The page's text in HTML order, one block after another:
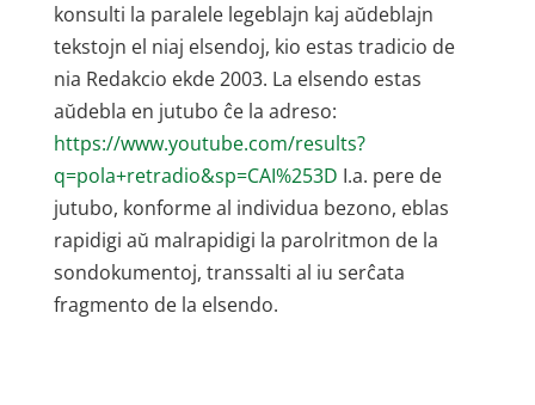
konsulti la paralele legeblajn kaj aŭdeblajn
tekstojn el niaj elsendoj, kio estas tradicio de
nia Redakcio ekde 2003. La elsendo estas
aŭdebla en jutubo ĉe la adreso:
https://www.youtube.com/results?
q=pola+retradio&sp=CAI%253D I.a. pere de
jutubo, konforme al individua bezono, eblas
rapidigi aŭ malrapidigi la parolritmon de la
sondokumentoj, transsalti al iu serĉata
fragmento de la elsendo.